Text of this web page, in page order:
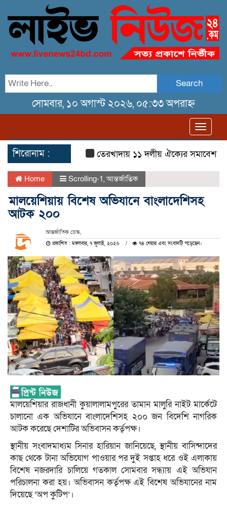
Search
সোমবার, ১০ অগাস্ট ২০২৬, ০৫:৩৩ অপরাহ্ন
শিরোনাম : তেরখাদায় ১১ দলীয় ঐক্যের সমাবেশ ও গণ
Home Scrolling-1,আন্তর্জাতিক
মালয়েশিয়ায় বিশেষ অভিযানে বাংলাদেশিসহ
আটক ২০০
আন্তর্জাতিক ডেস্ক,
প্রকাশিত : মঙ্গলবার, ৭ জুলাই, ২০২৬ ৭৪ শেয়ার এবং সংবাদটি পড়েছেন।
মালয়েশিয়ার রাজধানী কুয়ালালামপুরের তামান মালুরি নাইট মার্কেটে
চালানো এক অভিযানে বাংলাদেশিসহ ২০০ জন বিদেশি নাগরিক
আটক করেছে দেশাটির অভিবাসন কর্তৃপক্ষ।
স্থানীয় সংবাদমাধ্যম সিনার হারিয়ান জানিয়েছে, স্থানীয় বাসিন্দাদের
কাছ থেকে টানা অভিযোগ পাওয়ার পর দুই সপ্তাহ ধরে ওই এলাকায়
বিশেষ নজরদারি চালিয়ে গতকাল সোমবার সন্ধ্যায় এই অভিযান
পরিচালনা করা হয়। অভিবাসন কর্তৃপক্ষ এই বিশেষ অভিযানের নাম
দিয়েছে ‘অপ কুটিপ’।